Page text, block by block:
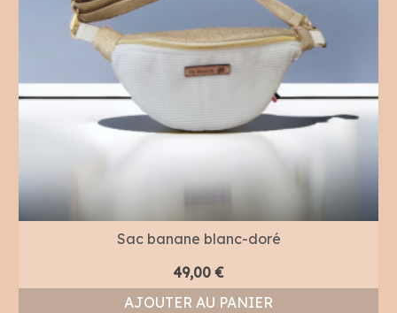
Sac banane blanc-doré
49,00 €
AJOUTER AU PANIER